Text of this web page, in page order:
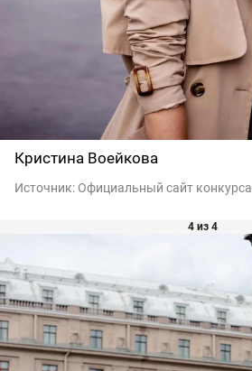
Кристина Воейкова
Источник: Официальный сайт конкурса
4 из 4